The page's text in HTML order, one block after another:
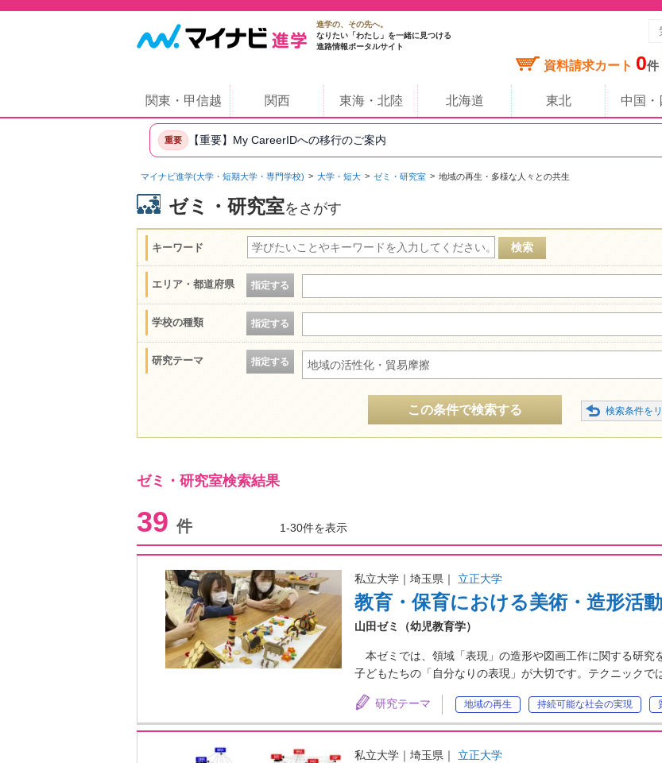
進学の、その先へ。
なりたい「わたし」を一緒に見つける
進路情報ポータルサイト
資料請求カート 0件
関東・甲信越 関西 東海・北陸 北海道 東北 中国・
重要 【重要】My CareerIDへの移行のご案内
マイナビ進学(大学・短期大学・専門学校) 大学・短大 ゼミ・研究室 地域の再生・多様な人々との共生
ゼミ・研究室をさがす
キーワード
エリア・都道府県 指定する
学校の種類 指定する
研究テーマ 指定する 地域の活性化・貿易摩擦
この条件で検索する
ゼミ・研究室検索結果
39 件 1-30件を表示
私立大学｜埼玉県｜ 立正大学
教育・保育における美術・造形活
山田ゼミ（幼児教育学）
本ゼミでは、領域「表現」の造形や図画工作に関する研究
子どもたちの「自分なりの表現」が大切です。テクニック
研究テーマ 地域の再生 持続可能な社会の実現
私立大学｜埼玉県｜ 立正大学